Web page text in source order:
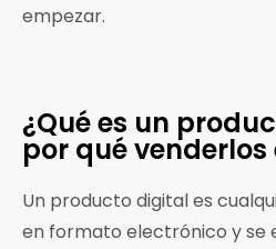
empezar.
¿Qué es un
por qué venderlos
Un producto digital es
en formato electrónico y se